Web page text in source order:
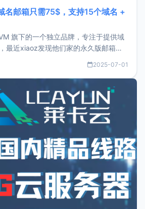
名邮箱只需75$，支持15个域名 +
旗下的一个独立品牌，专注于提供域
最近xiaoz发现他们家的永久版邮箱服
妨尝试一下 NameCrane。注册
不支持直接注册，必须要购买
2025-07-01